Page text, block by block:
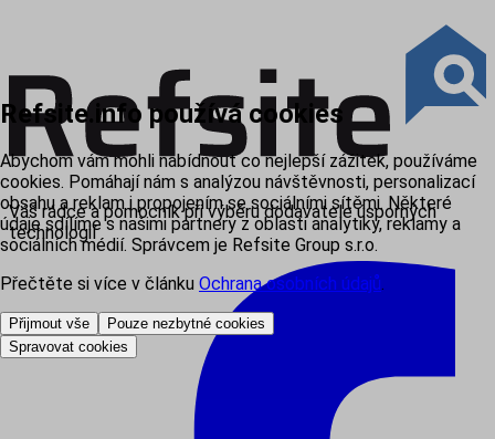
Váš rádce a pomocník při výběru dodavatele úsporných
technologií
Refsite.info používá cookies
Abychom vám mohli nabídnout co nejlepší zážitek, používáme
cookies. Pomáhají nám s analýzou návštěvnosti, personalizací
obsahu a reklam i propojením se sociálními sítěmi. Některé
údaje sdílíme s našimi partnery z oblasti analytiky, reklamy a
sociálních médií. Správcem je Refsite Group s.r.o.
Přečtěte si více v článku Ochrana osobních údajů.
Přijmout vše
Pouze nezbytné cookies
Spravovat cookies